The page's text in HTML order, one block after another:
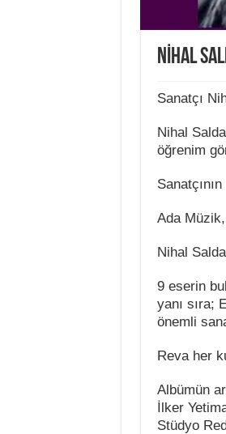
NİHAL
Sanatçı
Nihal
öğrenim
Ada
Nihal
9 eserin
yanı sıra;
önemli
Reva her
Albümün
İlker
Stüdyo